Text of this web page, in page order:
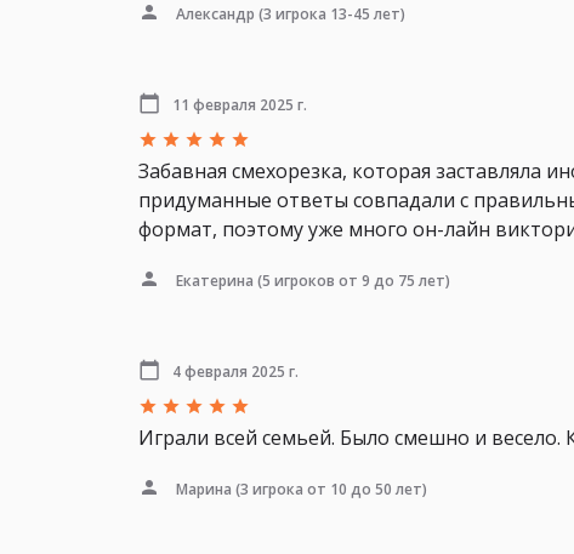
Александр (3 игрока 13-45 лет)
11 февраля 2025 г.
Забавная смехорезка, которая заставляла
придуманные ответы совпадали с
формат, поэтому уже много он-лайн
Екатерина (5 игроков от 9 до 75 лет)
4 февраля 2025 г.
Играли всей семьей. Было смешно и весело.
Марина (3 игрока от 10 до 50 лет)